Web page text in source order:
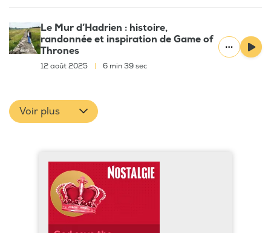
Le Mur d’Hadrien : histoire,
randonnée et inspiration de Game of
Thrones
12 août 2025 6 min 39 sec
Voir plus